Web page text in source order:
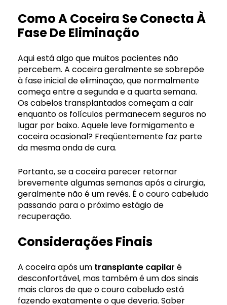
Como A Coceira Se Conecta À
Fase De Eliminação
Aqui está algo que muitos pacientes não
percebem. A coceira geralmente se sobrepõe
à fase inicial de eliminação, que normalmente
começa entre a segunda e a quarta semana.
Os cabelos transplantados começam a cair
enquanto os folículos permanecem seguros no
lugar por baixo. Aquele leve formigamento e
coceira ocasional? Freqüentemente faz parte
da mesma onda de cura.
Portanto, se a coceira parecer retornar
brevemente algumas semanas após a cirurgia,
geralmente não é um revés. É o couro cabeludo
passando para o próximo estágio de
recuperação.
Considerações Finais
A coceira após um transplante capilar é
desconfortável, mas também é um dos sinais
mais claros de que o couro cabeludo está
fazendo exatamente o que deveria. Saber